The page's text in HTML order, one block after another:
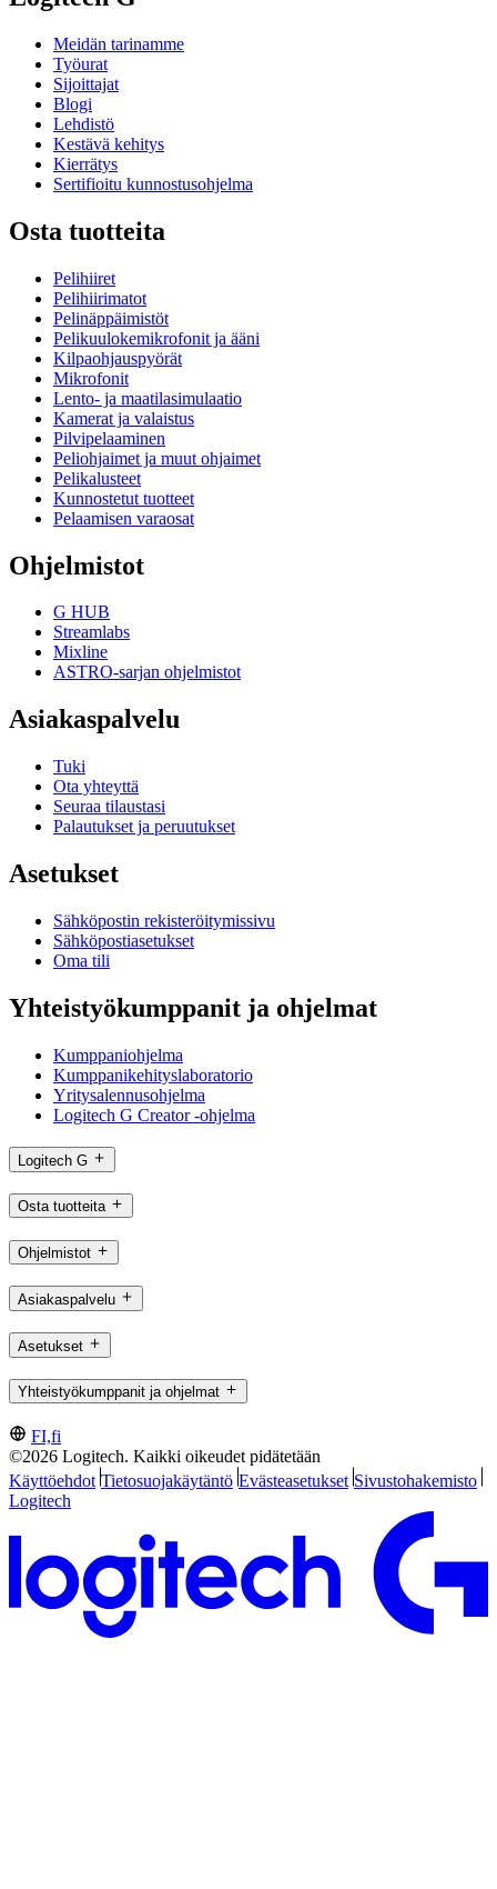
Meidän tarinamme
Työurat
Sijoittajat
Blogi
Lehdistö
Kestävä kehitys
Kierrätys
Sertifioitu kunnostusohjelma
Osta tuotteita
Pelihiiret
Pelihiirimatot
Pelinäppäimistöt
Pelikuulokemikrofonit ja ääni
Kilpaohjauspyörät
Mikrofonit
Lento- ja maatilasimulaatio
Kamerat ja valaistus
Pilvipelaaminen
Peliohjaimet ja muut ohjaimet
Pelikalusteet
Kunnostetut tuotteet
Pelaamisen varaosat
Ohjelmistot
G HUB
Streamlabs
Mixline
ASTRO-sarjan ohjelmistot
Asiakaspalvelu
Tuki
Ota yhteyttä
Seuraa tilaustasi
Palautukset ja peruutukset
Asetukset
Sähköpostin rekisteröitymissivu
Sähköpostiasetukset
Oma tili
Yhteistyökumppanit ja ohjelmat
Kumppaniohjelma
Kumppanikehityslaboratorio
Yritysalennusohjelma
Logitech G Creator -ohjelma
Logitech G
Osta tuotteita
Ohjelmistot
Asiakaspalvelu
Asetukset
Yhteistyökumppanit ja ohjelmat
FI,fi
©2026 Logitech. Kaikki oikeudet pidätetään
Käyttöehdot Tietosuojakäytäntö Evästeasetukset Sivustohakemisto
Logitech